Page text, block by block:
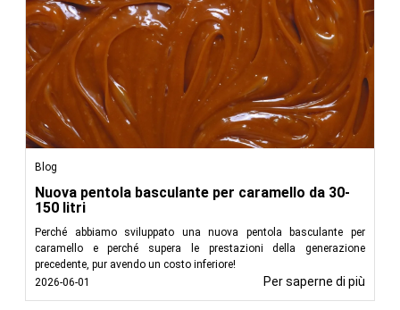
prodotti di forme o dimensioni variabili che richiedono
un posizionamento preciso.
Stampa e applicazione di etichette:
Queste
macchine non solo applicano etichette, ma possono
anche stampare dati variabili come numeri di lotto,
codici a barre e codici QR.
Applicazioni in diversi settori
Le macchine etichettatrici trovano applicazione in diversi
settori:
Cibo e bevande:Gli etichettatori assicurano che i
consumatori ricevano informazioni nutrizionali,
ingredienti e allergeni corretti.
Prodotti farmaceutici:
L'etichettatura accurata è
fondamentale per i prodotti farmaceutici, in quanto
Blog
Nuova pentola basculante per caramello da 30-
150 litri
Perché abbiamo sviluppato una nuova pentola basculante per
caramello e perché supera le prestazioni della generazione
precedente, pur avendo un costo inferiore!
2026-06-01
Per saperne di più